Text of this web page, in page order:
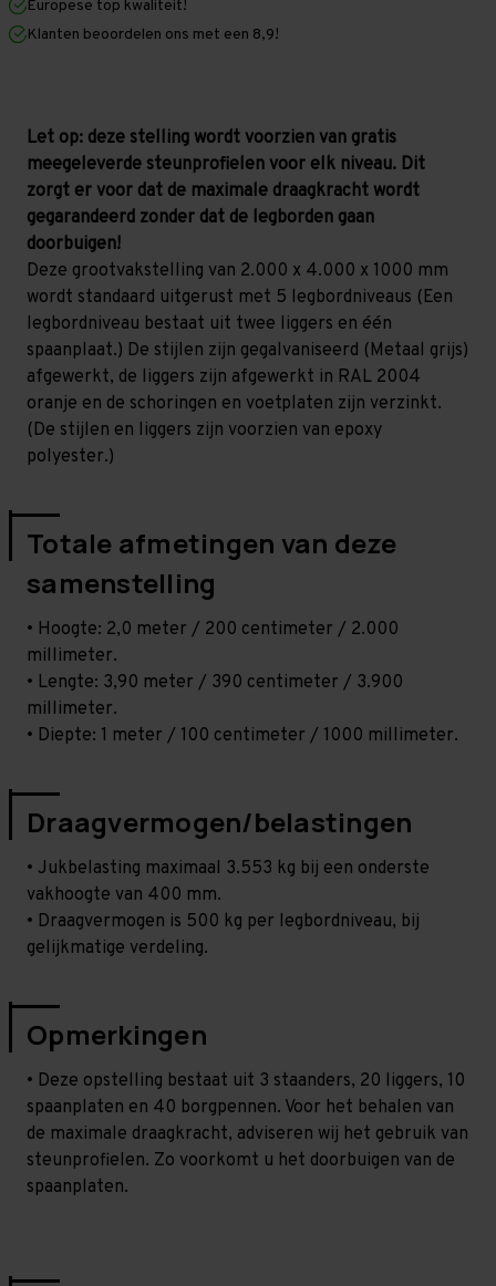
1.000
mm
(Liggers:
1.850
mm)
1.000
mm
(Liggers:
1.850
mm)
Europese top kwaliteit!
Klanten beoordelen ons met een 8,9!
Let op: deze stelling wordt voorzien van gratis
meegeleverde steunprofielen voor elk niveau. Dit
zorgt er voor dat de maximale draagkracht wordt
gegarandeerd zonder dat de legborden gaan
doorbuigen!
Deze grootvakstelling van 2.000 x 4.000 x 1000 mm
wordt standaard uitgerust met 5 legbordniveaus (Een
legbordniveau bestaat uit twee liggers en één
spaanplaat.) De stijlen zijn gegalvaniseerd (Metaal grijs)
afgewerkt, de liggers zijn afgewerkt in RAL 2004
oranje en de schoringen en voetplaten zijn verzinkt.
(De stijlen en liggers zijn voorzien van epoxy
polyester.)
Totale afmetingen van deze
samenstelling
• Hoogte: 2,0 meter / 200 centimeter / 2.000
millimeter.
• Lengte: 3,90 meter / 390 centimeter / 3.900
millimeter.
• Diepte: 1 meter / 100 centimeter / 1000 millimeter.
Draagvermogen/belastingen
• Jukbelasting maximaal 3.553 kg bij een onderste
vakhoogte van 400 mm.
• Draagvermogen is 500 kg per legbordniveau, bij
gelijkmatige verdeling.
Opmerkingen
• Deze opstelling bestaat uit 3 staanders, 20 liggers, 10
spaanplaten en 40 borgpennen. Voor het behalen van
de maximale draagkracht, adviseren wij het gebruik van
steunprofielen. Zo voorkomt u het doorbuigen van de
spaanplaten.